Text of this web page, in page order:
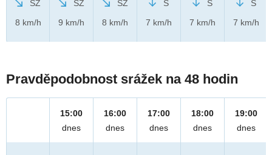
SZ
8 km/h
SZ
9 km/h
SZ
8 km/h
S
7 km/h
S
7 km/h
S
7 km/h
Pravděpodobnost srážek na 48 hodin
15:00
dnes
16:00
dnes
17:00
dnes
18:00
dnes
19:00
dnes